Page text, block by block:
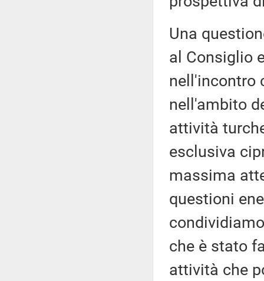
Una
al Consiglio
nell'incontro
nell'ambito
attività
esclusiva
massima
questioni
che è stato
attività che